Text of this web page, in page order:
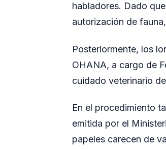
habladores. Dado
autorización de
Posteriormente, los
OHANA, a cargo de
cuidado veterinario
En el procedimiento
emitida por el
papeles carecen de